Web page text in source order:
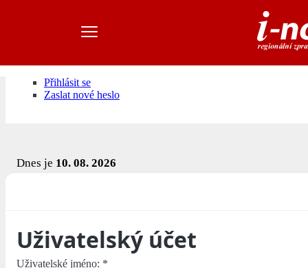
Přihlásit se
Zaslat nové heslo
Dnes je 10. 08. 2026
Uživatelský účet
Uživatelské jméno: *